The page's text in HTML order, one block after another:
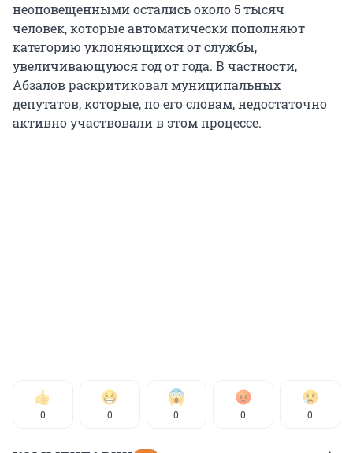
неоповещенными остались около 5 тысяч
человек, которые автоматически пополняют
категорию уклоняющихся от службы,
увеличивающуюся год от года. В частности,
Абзалов раскритиковал муниципальных
депутатов, которые, по его словам, недостаточно
активно участвовали в этом процессе.
0 0 0 0 0